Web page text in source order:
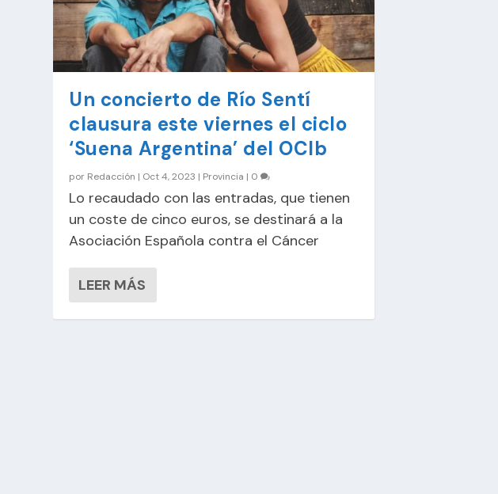
Un concierto de Río Sentí
clausura este viernes el ciclo
‘Suena Argentina’ del OCIb
por Redacción | Oct 4, 2023 | Provincia | 0
Lo recaudado con las entradas, que tienen
un coste de cinco euros, se destinará a la
Asociación Española contra el Cáncer
LEER MÁS